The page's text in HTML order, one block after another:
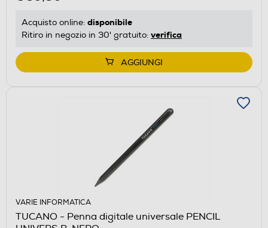
Acquisto online: disponibile
Ritiro in negozio in 30' gratuito: verifica
AGGIUNGI
VARIE INFORMATICA
TUCANO - Penna digitale universale PENCIL